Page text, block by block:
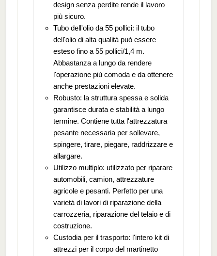
design senza perdite rende il lavoro
più sicuro.
Tubo dell'olio da 55 pollici: il tubo
dell'olio di alta qualità può essere
esteso fino a 55 pollici/1,4 m.
Abbastanza a lungo da rendere
l'operazione più comoda e da ottenere
anche prestazioni elevate.
Robusto: la struttura spessa e solida
garantisce durata e stabilità a lungo
termine. Contiene tutta l'attrezzatura
pesante necessaria per sollevare,
spingere, tirare, piegare, raddrizzare e
allargare.
Utilizzo multiplo: utilizzato per riparare
automobili, camion, attrezzature
agricole e pesanti. Perfetto per una
varietà di lavori di riparazione della
carrozzeria, riparazione del telaio e di
costruzione.
Custodia per il trasporto: l'intero kit di
attrezzi per il corpo del martinetto